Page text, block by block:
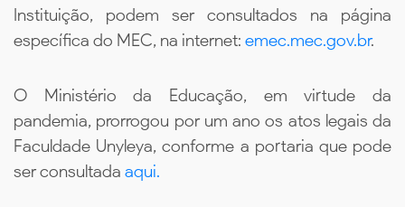
Instituição, podem ser consultados na página
específica do MEC, na internet: emec.mec.gov.br.
O Ministério da Educação, em virtude da
pandemia, prorrogou por um ano os atos legais da
Faculdade Unyleya, conforme a portaria que pode
ser consultada aqui.